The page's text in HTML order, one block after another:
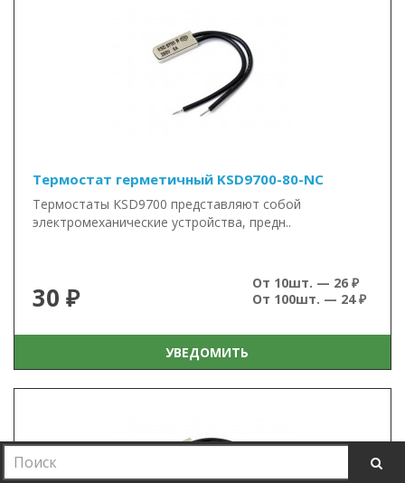
Термостат герметичный KSD9700-80-NC
Термостаты KSD9700 представляют собой
электромеханические устройства, предн..
30 ₽
От 10шт. — 26 ₽
От 100шт. — 24 ₽
УВЕДОМИТЬ